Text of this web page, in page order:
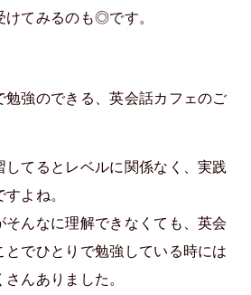
てみるのも◎です。
強のできる、英会話カフェのご
してるとレベルに関係なく、実践
よね。
んなに理解できなくても、英会
でひとりで勉強している時には
んありました。